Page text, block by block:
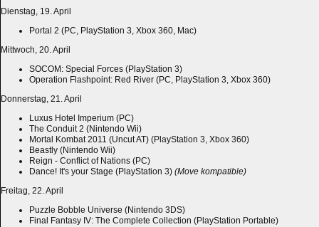
Dienstag, 19. April
Portal 2 (PC, PlayStation 3, Xbox 360, Mac)
Mittwoch, 20. April
SOCOM: Special Forces (PlayStation 3)
Operation Flashpoint: Red River (PC, PlayStation 3, Xbox 360)
Donnerstag, 21. April
Luxus Hotel Imperium (PC)
The Conduit 2 (Nintendo Wii)
Mortal Kombat 2011 (Uncut AT) (PlayStation 3, Xbox 360)
Beastly (Nintendo Wii)
Reign - Conflict of Nations (PC)
Dance! It's your Stage (PlayStation 3) (Move kompatible)
Freitag, 22. April
Puzzle Bobble Universe (Nintendo 3DS)
Final Fantasy IV: The Complete Collection (PlayStation Portable)